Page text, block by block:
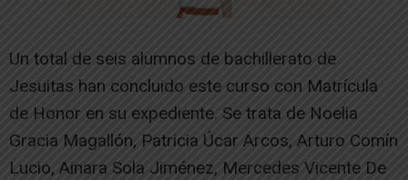
Un total de seis alumnos de bachillerato de
Jesuitas han concluido este curso con Matrícula
de Honor en su expediente. Se trata de Noelia
Gracia Magallón, Patricia Úcar Arcos, Arturo Comín
Lucio, Ainara Sola Jiménez, Mercedes Vicente De